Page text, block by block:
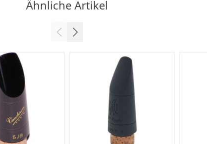
Ähnliche Artikel